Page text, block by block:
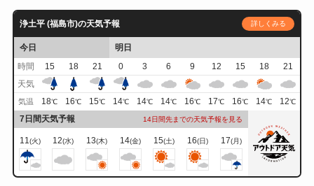
浄土平 (福島市)の天気予報 詳しくみる
今日
明日
時間
15 18 21 0 3 6 9 12 15 18
21
天気
気温 18℃ 16℃ 15℃ 14℃ 14℃ 14℃ 16℃ 17℃ 16℃ 14℃ 12℃
7日間天気予報 14日間先までの天気予報を見る
11(火) 12(水) 13(木) 14(金) 15(土) 16(日) 17(月)